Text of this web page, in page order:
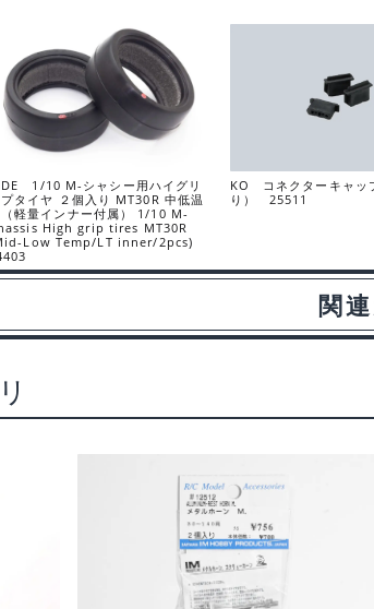
1/10 M-シャシー用ハイグリ
プタイヤ ２個入り MT30R 中低温
（軽量インナー付属） 1/10 M-
High grip tires MT30R
Low Temp/LT inner/2pcs)
KO コネクターキャッ
り） 25511
関